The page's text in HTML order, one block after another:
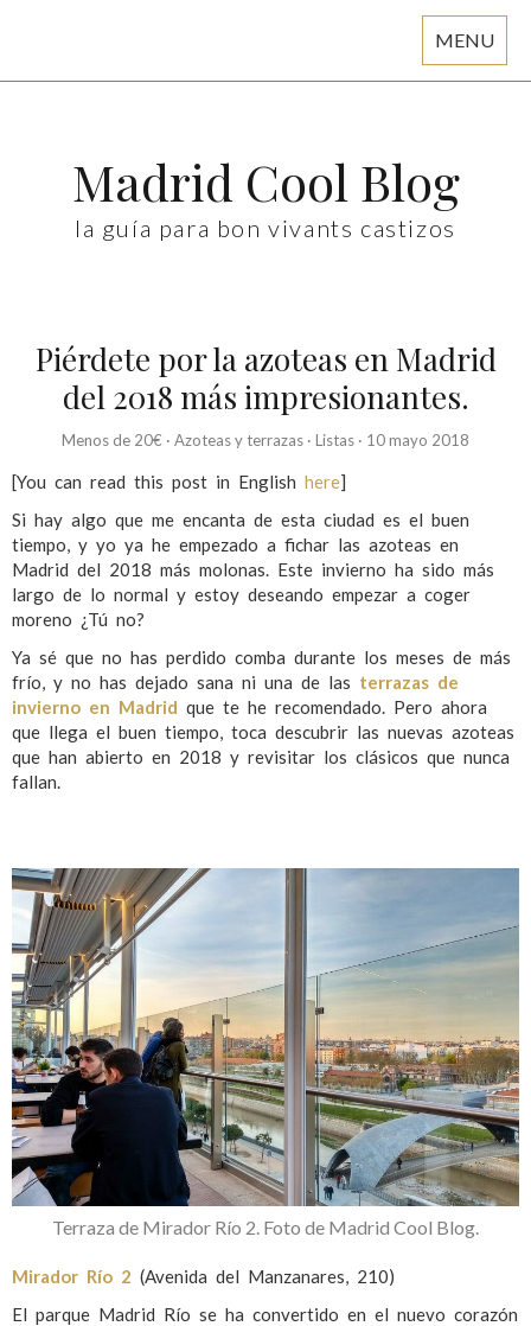
MENU
Madrid Cool Blog
la guía para bon vivants castizos
Piérdete por la azoteas en Madrid
del 2018 más impresionantes.
Menos de 20€ · Azoteas y terrazas · Listas · 10 mayo 2018
[You can read this post in English here]
Si hay algo que me encanta de esta ciudad es el buen
tiempo, y yo ya he empezado a fichar las azoteas en
Madrid del 2018 más molonas. Este invierno ha sido más
largo de lo normal y estoy deseando empezar a coger
moreno ¿Tú no?
Ya sé que no has perdido comba durante los meses de más
frío, y no has dejado sana ni una de las terrazas de
invierno en Madrid que te he recomendado. Pero ahora
que llega el buen tiempo, toca descubrir las nuevas azoteas
que han abierto en 2018 y revisitar los clásicos que nunca
fallan.
Terraza de Mirador Río 2. Foto de Madrid Cool Blog.
Mirador Río 2 (Avenida del Manzanares, 210)
El parque Madrid Río se ha convertido en el nuevo corazón